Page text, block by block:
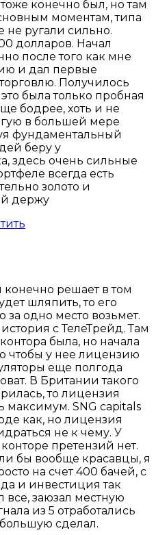
конечно был, но там
моментам, типа
не ругали сильно.
долларов. Начал
после того как мне
и дал первые
Получилось
была только пробная
бодрее, хоть и не
в большей мере
фундаментальный
беру у
здесь очень сильные
всегда есть
золото и
держу
решает в том
шляпить, то его
за одно место возьмет.
история с ТелеТрейд. Там
была, но начала
чтобы у нее лицензию
еще полгода
В Британии такого
то лицензия
максимум. SNG capitals
как, но лицензия
не к чему. У
претензий нет.
бы вообще красавцы, я
на счет 400 бачей, с
и инвестиция так
все, заюзал местную
из 5 отработались
сделал.